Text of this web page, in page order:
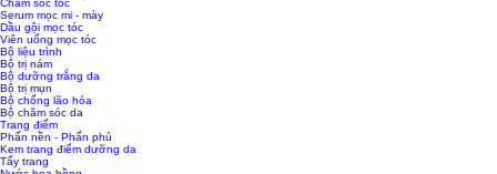
Chăm sóc tóc
Serum mọc mi - mày
Dầu gội mọc tóc
Viên uống mọc tóc
Bộ liệu trình
Bộ trị nám
Bộ dưỡng trắng da
Bộ trị mụn
Bộ chống lão hóa
Bộ chăm sóc da
Trang điểm
Phấn nền - Phấn phủ
Kem trang điểm dưỡng da
Tẩy trang